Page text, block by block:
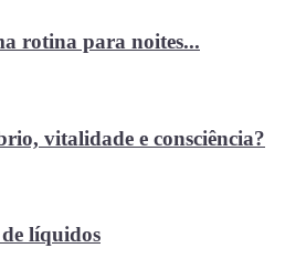
rotina para noites...
vitalidade e consciência?
líquidos